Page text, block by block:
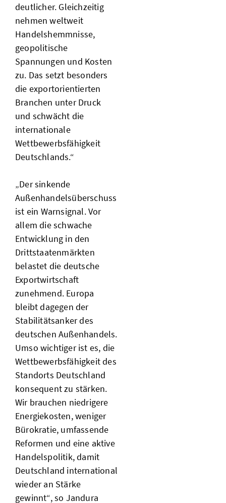
deutlicher. Gleichzeitig
nehmen weltweit
Handelshemmnisse,
geopolitische
Spannungen und Kosten
zu. Das setzt besonders
die exportorientierten
Branchen unter Druck
und schwächt die
internationale
Wettbewerbsfähigkeit
Deutschlands.“
„Der sinkende
Außenhandelsüberschuss
ist ein Warnsignal. Vor
allem die schwache
Entwicklung in den
Drittstaatenmärkten
belastet die deutsche
Exportwirtschaft
zunehmend. Europa
bleibt dagegen der
Stabilitätsanker des
deutschen Außenhandels.
Umso wichtiger ist es, die
Wettbewerbsfähigkeit des
Standorts Deutschland
konsequent zu stärken.
Wir brauchen niedrigere
Energiekosten, weniger
Bürokratie, umfassende
Reformen und eine aktive
Handelspolitik, damit
Deutschland international
wieder an Stärke
gewinnt“, so Jandura